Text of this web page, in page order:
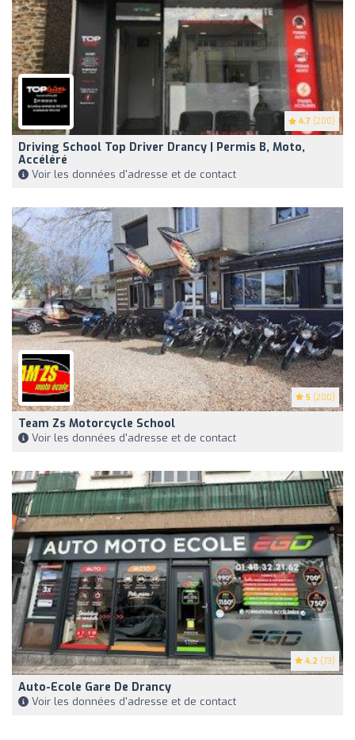
4.7 (200)
Driving School Top Driver Drancy | Permis B, Moto,
Accéléré
Voir les données d'adresse et de contact
5 (200)
Team Zs Motorcycle School
Voir les données d'adresse et de contact
4.2 (73)
Auto-Ecole Gare De Drancy
Voir les données d'adresse et de contact